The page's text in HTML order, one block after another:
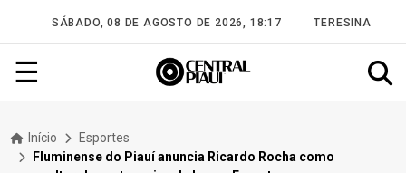
SÁBADO, 08 DE AGOSTO DE 2026, 18:17 TERESINA
☰
Início
Esportes
Fluminense do Piauí anuncia Ricardo Rocha como